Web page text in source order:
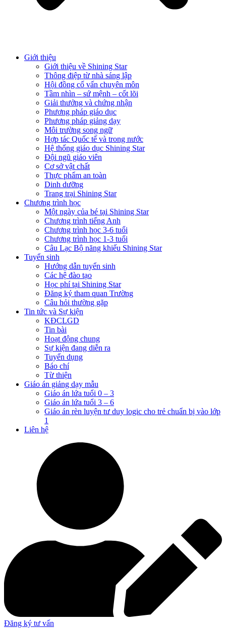
Giới thiệu
Giới thiệu về Shining Star
Thông điệp từ nhà sáng lập
Hội đồng cố vấn chuyên môn
Tầm nhìn – sứ mệnh – cốt lõi
Giải thưởng và chứng nhận
Phương pháp giáo dục
Phương pháp giảng dạy
Môi trường song ngữ
Hợp tác Quốc tế và trong nước
Hệ thống giáo dục Shining Star
Đội ngũ giáo viên
Cơ sở vật chất
Thực phẩm an toàn
Dinh dưỡng
Trang trại Shining Star
Chương trình học
Một ngày của bé tại Shining Star
Chương trình tiếng Anh
Chương trình học 3-6 tuổi
Chương trình học 1-3 tuổi
Câu Lạc Bộ năng khiếu Shining Star
Tuyển sinh
Hướng dẫn tuyển sinh
Các hệ đào tạo
Học phí tại Shining Star
Đăng ký tham quan Trường
Câu hỏi thường gặp
Tin tức và Sự kiện
KĐCLGD
Tin bài
Hoạt động chung
Sự kiện đang diễn ra
Tuyển dụng
Báo chí
Từ thiện
Giáo án giảng dạy mẫu
Giáo án lứa tuổi 0 – 3
Giáo án lứa tuổi 3 – 6
Giáo án rèn luyện tư duy logic cho trẻ chuẩn bị vào lớp
1
Liên hệ
Đăng ký tư vấn